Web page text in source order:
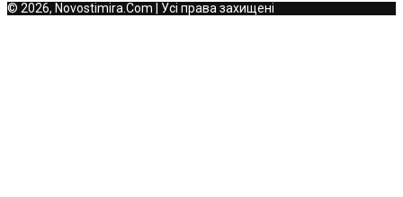
© 2026, Novostimira.Com | Усі права захищені